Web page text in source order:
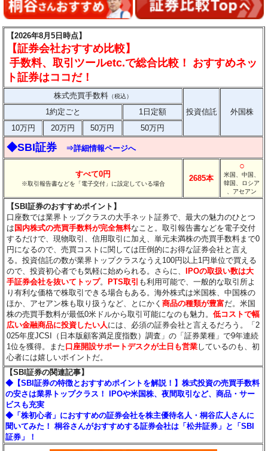
【2026年8月5日時点】
【証券会社おすすめ比較】
手数料、取引ツールetc.で総合比較！ おすすめネッ
ト証券はココだ！
株式売買手数料 （税込）
投資信託 外国株
1約定ごと
1日定額
10万円
20万円 50万円 50万円
◆SBI証券 ⇒詳細情報ページへ
すべて0円
※取引報告書などを「電子交付」に設定している場合
2685本
○
米国、中国、
韓国、ロシア
、アセアン
【SBI証券のおすすめポイント】
口座数では業界トップクラスの大手ネット証券で、最大の魅力のひとつ
は 国内株式の売買手数料が完全無料なこと。取引報告書などを電子交付
するだけで、現物取引、信用取引に加え、単元未満株の売買手数料まで0
円になるので、売買コストに関しては圧倒的にお得な証券会社と言え
る。投資信託の数が業界トップクラスなうえ100円以上1円単位で買える
ので、投資初心者でも気軽に始められる。さらに、
IPOの取扱い数は大
手証券会社を抜いてトップ。 PTS取引 も利用可能で、一般的な取引所よ
り有利な価格で株取引できる場合もある。海外株式は米国株、中国株の
ほか、アセアン株も取り扱うなど、とにかく商品の種類が豊富だ。米国
株の売買手数料が最低0米ドルから取引可能になのも魅力。低コストで幅
広い金融商品に投資したい人には、必須の証券会社と言えるだろう。「2
025年度JCSI（日本版顧客満足度指数）調査」の「証券業種」で9年連続
1位を獲得。また口座開設サポートデスクが土日も営業しているのも、初
心者には嬉しいポイントだ。
【SBI証券の関連記事】
◆【SBI証券の特徴とおすすめポイントを解説！】株式投資の売買手数料
の安さは業界トップクラス！ IPOや米国株、夜間取引など、商品・サー
ビスも充実
◆「株初心者」におすすめの証券会社を株主優待名人・桐谷広人さんに
聞いてみた！ 桐谷さんがおすすめする証券会社は「松井証券」と「SBI
証券」！